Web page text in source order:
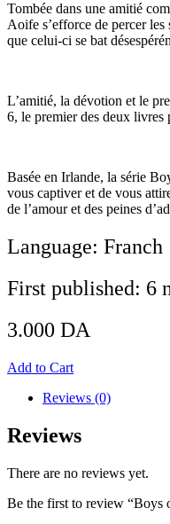
Tombée dans une amitié
Aoife s’efforce de percer
que celui-ci se bat
L’amitié, la dévotion et le
6, le premier des deux livres
Basée en Irlande, la série
vous captiver et de vous
de l’amour et des peines
Language: Franch
First published: 6
3.000 DA
Add to Cart
Reviews (0)
Reviews
There are no reviews yet.
Be the first to review “Boys